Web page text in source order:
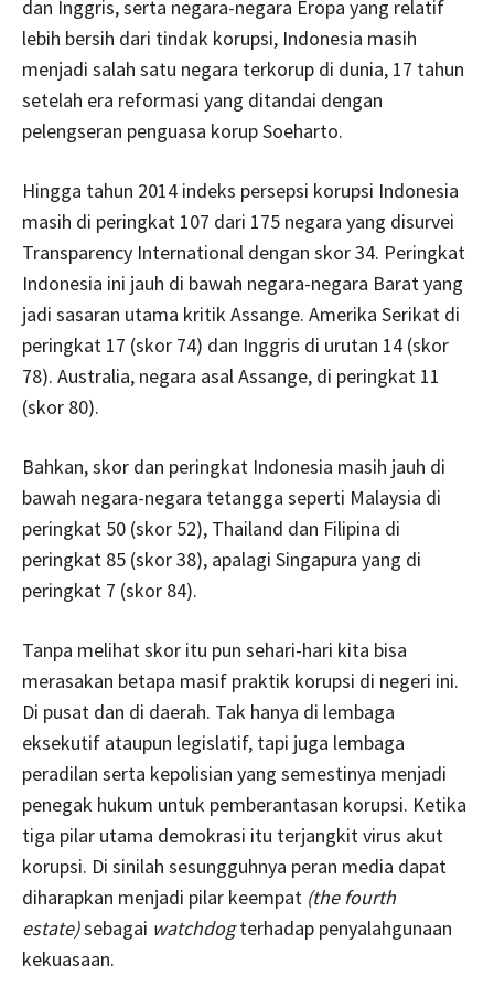
dan Inggris, serta negara-negara Eropa yang relatif
lebih bersih dari tindak korupsi, Indonesia masih
menjadi salah satu negara terkorup di dunia, 17 tahun
setelah era reformasi yang ditandai dengan
pelengseran penguasa korup Soeharto.
Hingga tahun 2014 indeks persepsi korupsi Indonesia
masih di peringkat 107 dari 175 negara yang disurvei
Transparency International dengan skor 34. Peringkat
Indonesia ini jauh di bawah negara-negara Barat yang
jadi sasaran utama kritik Assange. Amerika Serikat di
peringkat 17 (skor 74) dan Inggris di urutan 14 (skor
78). Australia, negara asal Assange, di peringkat 11
(skor 80).
Bahkan, skor dan peringkat Indonesia masih jauh di
bawah negara-negara tetangga seperti Malaysia di
peringkat 50 (skor 52), Thailand dan Filipina di
peringkat 85 (skor 38), apalagi Singapura yang di
peringkat 7 (skor 84).
Tanpa melihat skor itu pun sehari-hari kita bisa
merasakan betapa masif praktik korupsi di negeri ini.
Di pusat dan di daerah. Tak hanya di lembaga
eksekutif ataupun legislatif, tapi juga lembaga
peradilan serta kepolisian yang semestinya menjadi
penegak hukum untuk pemberantasan korupsi. Ketika
tiga pilar utama demokrasi itu terjangkit virus akut
korupsi. Di sinilah sesungguhnya peran media dapat
diharapkan menjadi pilar keempat (the fourth
estate)sebagai watchdogterhadap penyalahgunaan
kekuasaan.